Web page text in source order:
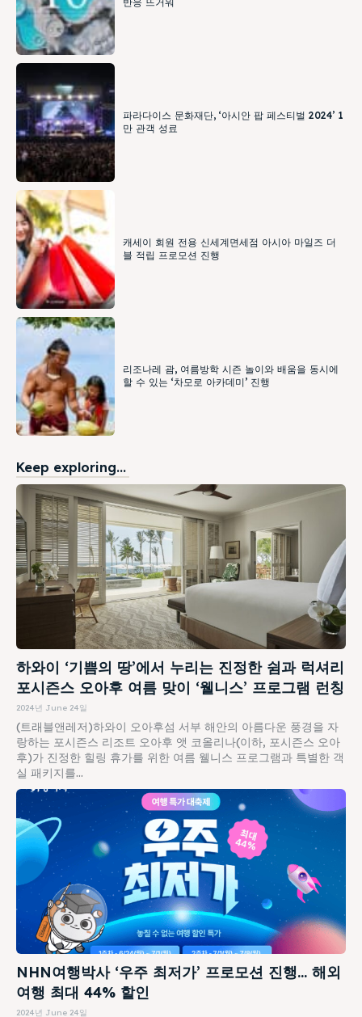
파라다이스 문화재단, ‘아시안 팝 페스티벌 2024’ 1
만 관객 성료
캐세이 회원 전용 신세계면세점 아시아 마일즈 더
블 적립 프로모션 진행
리조나레 괌, 여름방학 시즌 놀이와 배움을 동시에
할 수 있는 ‘차모로 아카데미’ 진행
Keep exploring...
하와이 ‘기쁨의 땅’에서 누리는 진정한 쉼과 럭셔리
포시즌스 오아후 여름 맞이 ‘웰니스’ 프로그램 런칭
2024년 June 24일
(트래블앤레저)하와이 오아후섬 서부 해안의 아름다운 풍경을 자
랑하는 포시즌스 리조트 오아후 앳 코올리나(이하, 포시즌스 오아
후)가 진정한 힐링 휴가를 위한 여름 웰니스 프로그램과 특별한 객
실 패키지를...
NHN여행박사 ‘우주 최저가’ 프로모션 진행… 해외
여행 최대 44% 할인
2024년 June 24일